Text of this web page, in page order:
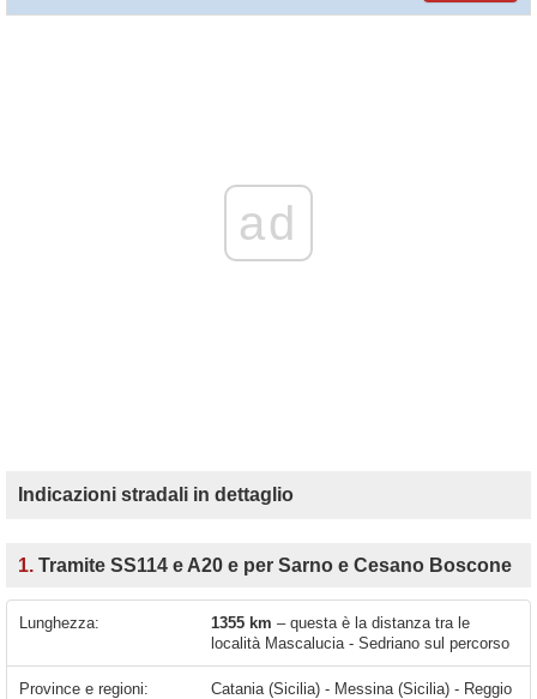
ad
Indicazioni stradali in dettaglio
1. Tramite SS114 e A20 e per Sarno e Cesano Boscone
Lunghezza: 1355 km – questa è la distanza tra le
località Mascalucia - Sedriano sul percorso
Province e regioni:
Catania (Sicilia) - Messina (Sicilia) - Reggio